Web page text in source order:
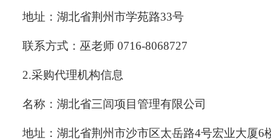
地址：湖北省荆州市学苑路33号
联系方式：巫老师 0716-8068727
2.采购代理机构信息
名称：湖北省三闾项目管理有限公司
地址：湖北省荆州市沙市区太岳路4号宏业大厦6